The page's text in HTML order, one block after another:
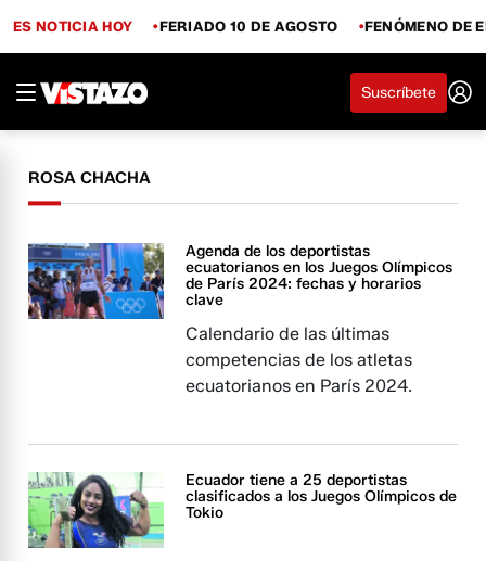
ES NOTICIA HOY FERIADO 10 DE AGOSTO FENÓMENO DE
Suscríbete
ROSA CHACHA
Agenda de los deportistas
ecuatorianos en los Juegos Olímpicos
de París 2024: fechas y horarios
clave
Calendario de las últimas
competencias de los atletas
ecuatorianos en París 2024.
Ecuador tiene a 25 deportistas
clasificados a los Juegos Olímpicos de
Tokio